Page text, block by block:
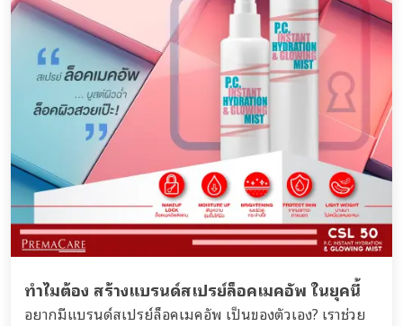
ทำไมต้อง สร้างแบรนด์สเปรย์ล็อคเมคอัพ ในยุคนี้
อยากมีแบรนด์สเปรย์ล็อคเมคอัพ เป็นของตัวเอง? เราช่วย